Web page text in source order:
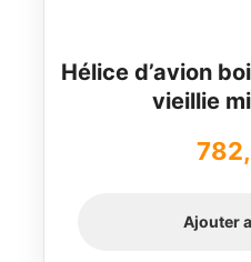
Hélice d’avion
vieillie
Ajouter